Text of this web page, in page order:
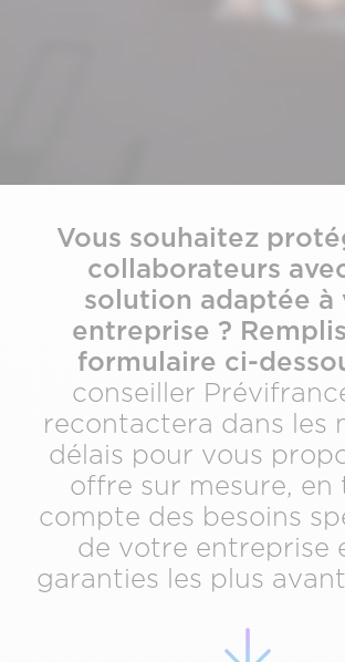
Vous souhaitez
collaborateurs
solution adaptée à
entreprise ?
formulaire ci-
conseiller
recontactera dans les
délais pour vous
offre sur mesure, en
compte des besoins
de votre entreprise
garanties les plus